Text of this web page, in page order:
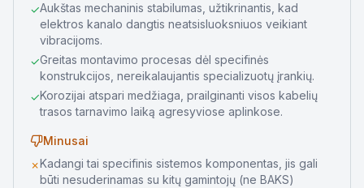
✓Aukštas mechaninis stabilumas, užtikrinantis, kad
elektros kanalo dangtis neatsisluoksniuos veikiant
vibracijoms.
✓Greitas montavimo procesas dėl specifinės
konstrukcijos, nereikalaujantis specializuotų įrankių.
✓Korozijai atspari medžiaga, prailginanti visos kabelių
trasos tarnavimo laiką agresyviose aplinkose.
Minusai
✗Kadangi tai specifinis sistemos komponentas, jis gali
būti nesuderinamas su kitų gamintojų (ne BAKS)